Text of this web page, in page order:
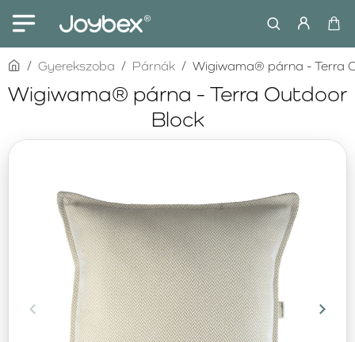
Wigiwama® párna - Terra Outdoor
Block
homeGyerekszoba Párnák Wigiwama® párna - Terra